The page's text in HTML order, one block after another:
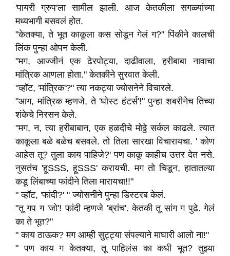
'पायरी ग्रुप'ला सामील झाली. आज केतकीला सगळ्यांच्या
मध्यभागी बसवलं होत.
"केतक्या, ते भूत काकूला कस सोडून गेलं ग?" पिंकीने कालची
लिंक पुन्हा ओपन केली.
"मग, आज्जीनं एक ढेरपोट्या, दाढीवाला, हरीबाबा नावाचा
मांत्रिक आणला होता." केतकीने सुरवात केली.
"व्हॉट, 'मांत्रिक'?" त्या नकट्या ज्योसनेने विचारले.
"आग, मांत्रिक म्हणजे, ते 'घोस्ट हंटर्स'!" पुन्हा शबरीनेच तिच्या
शंकेचे निरसन केले.
"मग, न, त्या हरीबाबान, एक हळदीचे मोठ्ठे सर्कल काढले. त्यात
काकूला बळे बळेच बसवले. तो तिला सारखा विचारायचा. ' कोण
आहेस तू? तुला काय पाहिजे?' पण काकू काहीच उत्तर देत नसे.
नुसतंच 'हूSSS, हूSSS' करायची. मग तो चिडून, हातातल्या
कडू लिंबाच्या फांदीने तिला मारायचा!!"
" व्हॉट, 'फांदी?' " ज्योसनीने पुन्हा डिस्टरब केलं.
"तू गप ग 'जो'! फांदी म्हणजे 'ब्रांच'. केतकी तू सांग ग पुढे. गेलं
का ते भूत?"
" काय ठाऊक? मग आम्ही सुट्ट्या संपल्याने माघारी आलो ना!"
" पण काय ग केतक्या, तू पाहिलंस का कधी भूत? तुझ्या